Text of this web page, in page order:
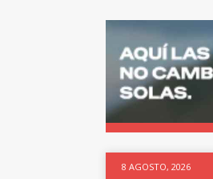
8 AGOSTO, 2026